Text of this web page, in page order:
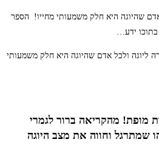
שהיוגה היא חלק משמעותי מחייו! הספר
ידע…
ליוגה ולכל אדם שהיוגה היא חלק משמעותי
מופת! מהקריאה ברור לגמרי
שמתרגל וחווה את מצב היוגה